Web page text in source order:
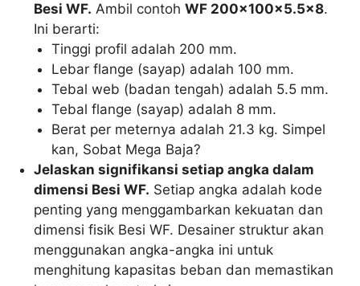
Besi WF. Ambil contohWF 200x100x5.5×8.
Ini berarti:
Tinggi profil adalah 200 mm.
Lebar flange (sayap) adalah 100 mm.
Tebal web (badan tengah) adalah 5.5 mm.
Tebal flange (sayap) adalah 8 mm.
Berat per meternya adalah 21.3 kg. Simpel
kan, Sobat Mega Baja?
Jelaskan signifikansi setiap angka dalam
dimensi Besi WF. Setiap angka adalah kode
penting yang menggambarkan kekuatan dan
dimensi fisik Besi WF. Desainer struktur akan
menggunakan angka-angka ini untuk
menghitung kapasitas beban dan memastikan